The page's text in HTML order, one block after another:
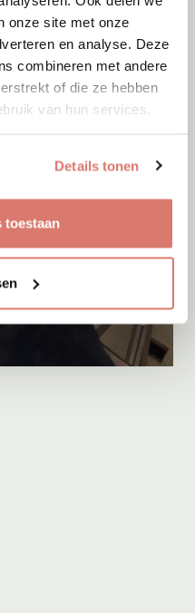
onze site met onze
en analyse. Deze
combineren met andere
of die ze hebben
van hun services.
Details tonen
toestaan